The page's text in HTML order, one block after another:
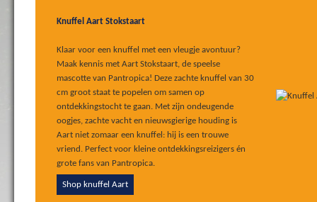
Knuffel Aart Stokstaart
Klaar voor een knuffel met een vleugje avontuur?
Maak kennis met Aart Stokstaart, de speelse
mascotte van Pantropica! Deze zachte knuffel van 30
cm groot staat te popelen om samen op
ontdekkingstocht te gaan. Met zijn ondeugende
oogjes, zachte vacht en nieuwsgierige houding is
Aart niet zomaar een knuffel: hij is een trouwe
vriend. Perfect voor kleine ontdekkingsreizigers én
grote fans van Pantropica.
Shop knuffel Aart